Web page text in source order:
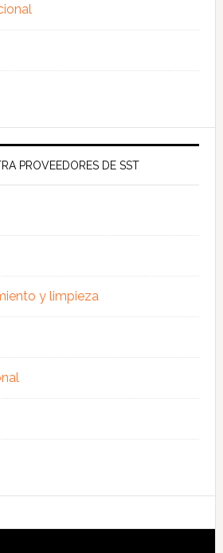
PROVEEDORES DE SST
y limpieza